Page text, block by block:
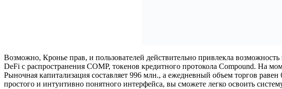
Возможно, Кронье прав, и пользователей действительно привлекла
DeFi с распространения COMP, токенов кредитного протокола Compound. На
Рыночная капитализация составляет 996 млн., а ежедневный объем торгов
простого и интуитивно понятного интерфейса, вы сможете легко освоить